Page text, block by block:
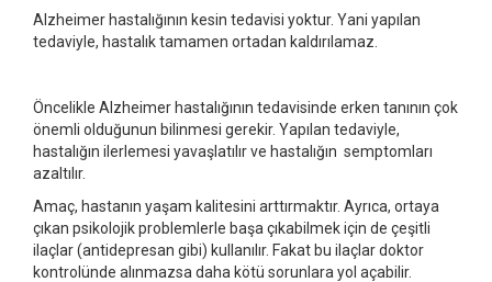
Alzheimer hastalığının kesin tedavisi yoktur. Yani yapılan
tedaviyle, hastalık tamamen ortadan kaldırılamaz.
Öncelikle Alzheimer hastalığının tedavisinde erken tanının çok
önemli olduğunun bilinmesi gerekir. Yapılan tedaviyle,
hastalığın ilerlemesi yavaşlatılır ve hastalığın semptomları
azaltılır.
Amaç, hastanın yaşam kalitesini arttırmaktır. Ayrıca, ortaya
çıkan psikolojik problemlerle başa çıkabilmek için de çeşitli
ilaçlar (antidepresan gibi) kullanılır. Fakat bu ilaçlar doktor
kontrolünde alınmazsa daha kötü sorunlara yol açabilir.